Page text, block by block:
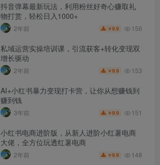
抖音弹幕最新玩法，利用粉丝好奇心赚取礼
物打赏，轻松日入1000+
2年前 ￥9.9 156
私域运营实操培训课，引流获客+转化变现双
增长驱动
2年前 ￥9.9 153
AI+小红书暴力变现打卡营，让你从想赚钱到
赚到钱
3年前 ￥9.9 151
小红书电商进阶版，从新人进阶小红薯电商
大佬，全方位玩透红薯电商
2年前 ￥9.9 148